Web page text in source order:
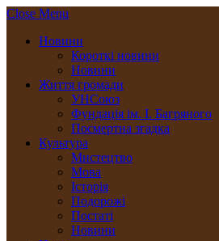
Close Menu
Новини
Короткі новини
Новини
Життя громади
УНСоюз
Фундація ім. І. Багряного
Посмертна згадка
Культура
Мистецтво
Мова
Історія
Подорожі
Постаті
Новини